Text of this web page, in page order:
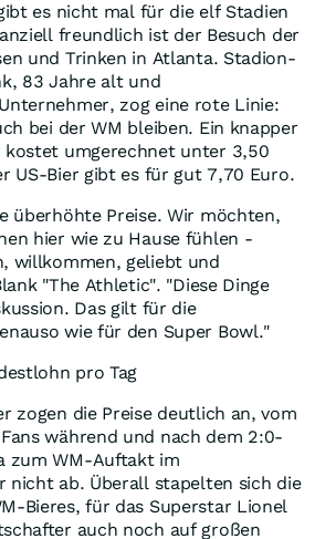
es nicht mal für die elf Stadien
freundlich ist der Besuch der
und Trinken in Atlanta. Stadion-
83 Jahre alt und
zog eine rote Linie:
bei der WM bleiben. Ein knapper
kostet umgerechnet unter 3,50
US-Bier gibt es für gut 7,70 Euro.
überhöhte Preise. Wir möchten,
hier wie zu Hause fühlen -
willkommen, geliebt und
"The Athletic". "Diese Dinge
Das gilt für die
wie für den Super Bowl."
pro Tag
zogen die Preise deutlich an, vom
während und nach dem 2:0-
zum WM-Auftakt im
nicht ab. Überall stapelten sich die
Bieres, für das Superstar Lionel
auch noch auf großen